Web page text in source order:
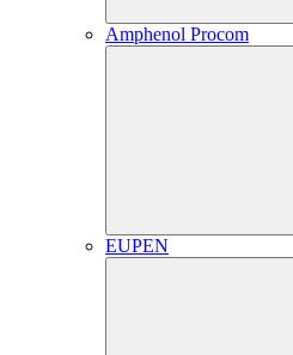
Amphenol Procom
EUPEN